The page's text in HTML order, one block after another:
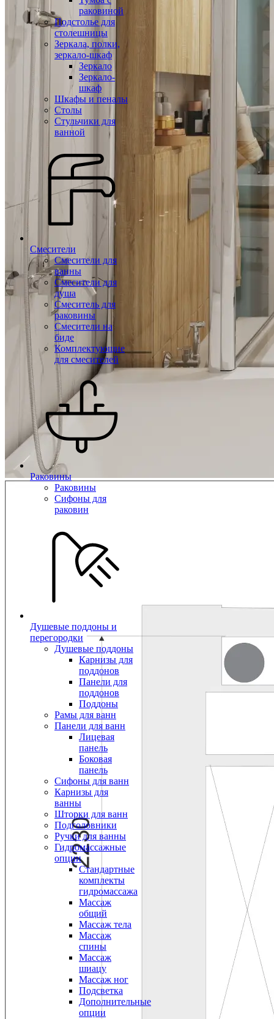
раковиной
Подстолье для
столешницы
Зеркала, полки,
зеркало-шкаф
Зеркало
Зеркало-
шкаф
Шкафы и пеналы
Столы
Стульчики для
ванной
Смесители
Смесители для
ванны
Смесители для
душа
Смеситель для
раковины
Смесители на
биде
Комплектующие
для смесителей
Раковины
Раковины
Сифоны для
раковин
Душевые поддоны и
перегородки
Душевые поддоны
Карнизы для
поддонов
Панели для
поддонов
Поддоны
Рамы для ванн
Панели для ванн
Лицевая
панель
Боковая
панель
Сифоны для ванн
Карнизы для
ванны
Шторки для ванн
Подголовники
Ручки для ванны
Гидромассажные
опции
Стандартные
комплекты
гидромассажа
Массаж
общий
Массаж тела
Массаж
спины
Массаж
шиацу
Массаж ног
Подсветка
Дополнительные
опции